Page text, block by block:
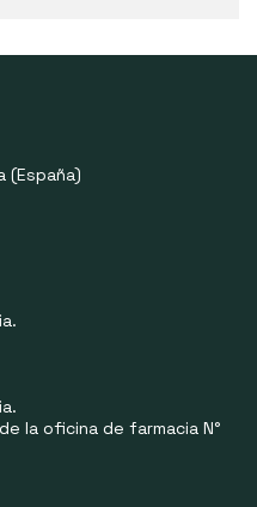
(España)
la oficina de farmacia N°